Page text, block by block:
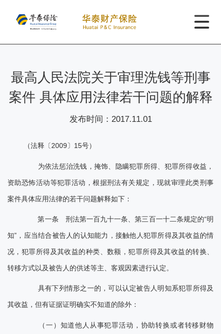
最高人民法院关于审理洗钱等刑事
案件 具体应用法律若干问题的解释
发布时间： 2017.11.01
（法释〔2009〕15号）
为依法惩治洗钱，掩饰、隐瞒犯罪所得、犯罪所得收益，
资助恐怖活动等犯罪活动，根据刑法有关规定，现就审理此类刑事
案件具体应用法律的若干问题解释如下：
第一条 刑法第一百九十一条、第三百一十二条规定的“明
知”，应当结合被告人的认知能力，接触他人犯罪所得及其收益的情
况，犯罪所得及其收益的种类、数额，犯罪所得及其收益的转换、
转移方式以及被告人的供述等主、客观因素进行认定。
具有下列情形之一的，可以认定被告人明知系犯罪所得及
其收益，但有证据证明确实不知道的除外：
（一）知道他人从事犯罪活动，协助转换或者转移财物